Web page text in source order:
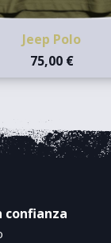
Jeep Polo
75,00 €
confianza